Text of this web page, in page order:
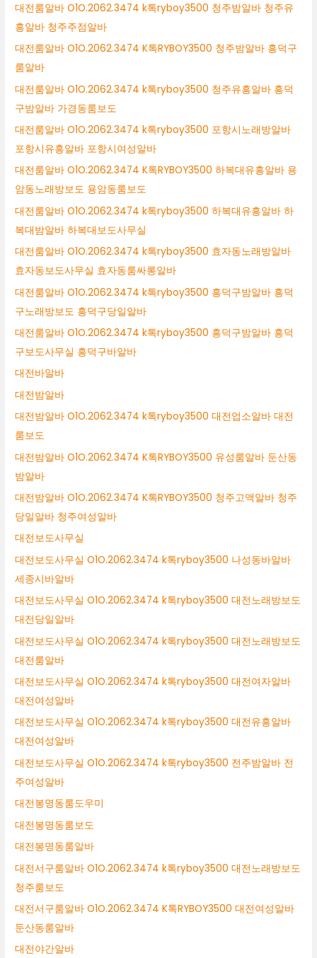
대전룸알바 O1O.2062.3474 k톡ryboy3500 청주밤알바 청주유
흥알바 청주주점알바
대전룸알바 O1O.2062.3474 K톡RYBOY3500 청주밤알바 흥덕구
룸알바
대전룸알바 O1O.2062.3474 k톡ryboy3500 청주유흥알바 흥덕
구밤알바 가경동룸보도
대전룸알바 O1O.2062.3474 k톡ryboy3500 포항시노래방알바
포항시유흥알바 포항시여성알바
대전룸알바 O1O.2062.3474 K톡RYBOY3500 하복대유흥알바 용
암동노래방보도 용암동룸보도
대전룸알바 O1O.2062.3474 k톡ryboy3500 하복대유흥알바 하
복대밤알바 하복대보도사무실
대전룸알바 O1O.2062.3474 k톡ryboy3500 효자동노래방알바
효자동보도사무실 효자동룸싸롱알바
대전룸알바 O1O.2062.3474 k톡ryboy3500 흥덕구밤알바 흥덕
구노래방보도 흥덕구당일알바
대전룸알바 O1O.2062.3474 k톡ryboy3500 흥덕구밤알바 흥덕
구보도사무실 흥덕구바알바
대전바알바
대전밤알바
대전밤알바 O1O.2062.3474 k톡ryboy3500 대전업소알바 대전
룸보도
대전밤알바 O1O.2062.3474 K톡RYBOY3500 유성룸알바 둔산동
밤알바
대전밤알바 O1O.2062.3474 K톡RYBOY3500 청주고액알바 청주
당일알바 청주여성알바
대전보도사무실
대전보도사무실 O1O.2062.3474 k톡ryboy3500 나성동바알바
세종시바알바
대전보도사무실 O1O.2062.3474 k톡ryboy3500 대전노래방보도
대전당일알바
대전보도사무실 O1O.2062.3474 k톡ryboy3500 대전노래방보도
대전룸알바
대전보도사무실 O1O.2062.3474 k톡ryboy3500 대전여자알바
대전여성알바
대전보도사무실 O1O.2062.3474 k톡ryboy3500 대전유흥알바
대전여성알바
대전보도사무실 O1O.2062.3474 k톡ryboy3500 전주밤알바 전
주여성알바
대전봉명동룸도우미
대전봉명동룸보도
대전봉명동룸알바
대전서구룸알바 O1O.2062.3474 k톡ryboy3500 대전노래방보도
청주룸보도
대전서구룸알바 O1O.2062.3474 K톡RYBOY3500 대전여성알바
둔산동룸알바
대전야간알바